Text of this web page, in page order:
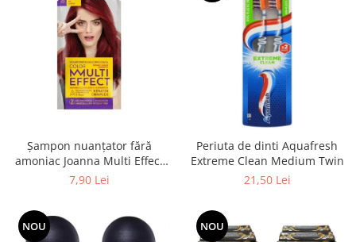
Șampon nuanțator fără
amoniac Joanna Multi Effect
05, Roșu Coacăză, 35 ml
7,90 Lei
Periuta de dinti Aquafresh
Extreme Clean Medium Twin
21,50 Lei
NOU NOU